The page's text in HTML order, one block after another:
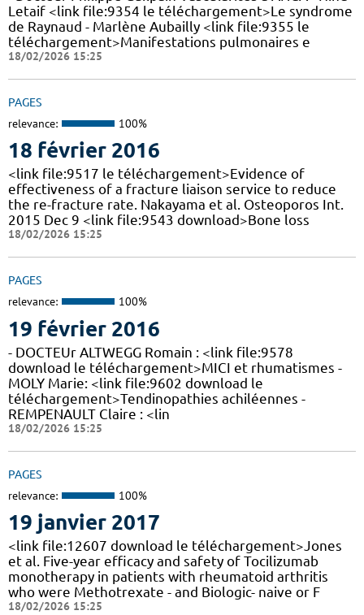
Letaif <link file:9354 le téléchargement>Le syndrome
de Raynaud - Marlène Aubailly <link file:9355 le
téléchargement>Manifestations pulmonaires e
18/02/2026 15:25
PAGES
relevance: 100%
18 février 2016
<link file:9517 le téléchargement>Evidence of
effectiveness of a fracture liaison service to reduce
the re-fracture rate. Nakayama et al. Osteoporos Int.
2015 Dec 9 <link file:9543 download>Bone loss
18/02/2026 15:25
PAGES
relevance: 100%
19 février 2016
- DOCTEUr ALTWEGG Romain : <link file:9578
download le téléchargement>MICI et rhumatismes -
MOLY Marie: <link file:9602 download le
téléchargement>Tendinopathies achiléennes -
REMPENAULT Claire : <lin
18/02/2026 15:25
PAGES
relevance: 100%
19 janvier 2017
<link file:12607 download le téléchargement>Jones
et al. Five-year efficacy and safety of Tocilizumab
monotherapy in patients with rheumatoid arthritis
who were Methotrexate - and Biologic- naive or F
18/02/2026 15:25